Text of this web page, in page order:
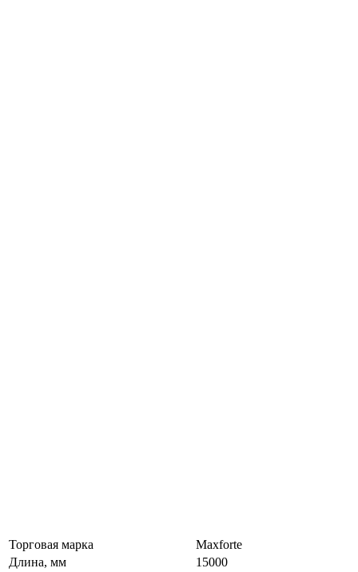
Торговая марка
Maxforte
Длина, мм
15000